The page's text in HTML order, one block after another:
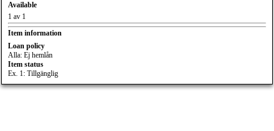
Available
1 av 1
Item information
Loan policy
Alla: Ej hemlån
Item status
Ex. 1: Tillgänglig